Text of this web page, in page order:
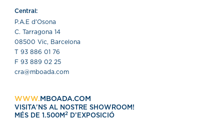
Central:
P.A.E d'Osona
C. Tarragona 14
08500 Vic, Barcelona
T 93 886 01 76
F 93 889 02 25
cra@mboada.com
WWW. MBOADA.COM
VISITA'NS AL NOSTRE SHOWROOM!
MÉS DE 1.500M 2 D’EXPOSICIÓ